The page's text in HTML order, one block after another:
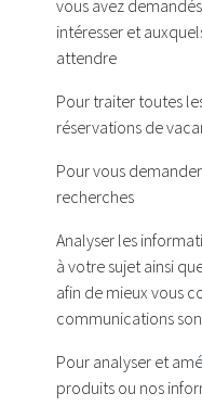
vous avez
intéresser et
attendre
Pour traiter toutes
réservations de
Pour vous
recherches
Analyser les
à votre sujet ainsi
afin de mieux vous
communications
Pour analyser et
produits ou nos